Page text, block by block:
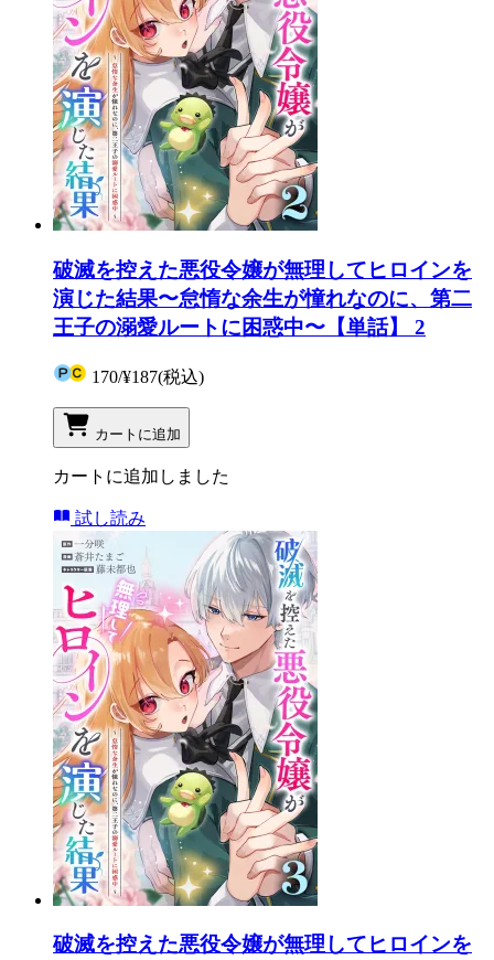
破滅を控えた悪役令嬢が無理してヒロインを
演じた結果〜怠惰な余生が憧れなのに、第二
王子の溺愛ルートに困惑中〜【単話】 2
170/¥187(税込)
カートに追加
カートに追加しました
試し読み
破滅を控えた悪役令嬢が無理してヒロインを